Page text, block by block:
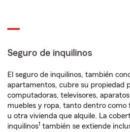
Seguro de inquilinos
El seguro de inquilinos, también
apartamentos, cubre su propiedad
computadoras, televisores,
muebles y ropa, tanto dentro
u otra vivienda que alquile. La
inquilinos1 también se extiende